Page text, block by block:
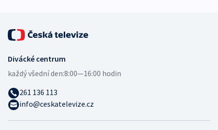
Divácké centrum
každý všední den:8:00—16:00 hodin
261 136 113
info@ceskatelevize.cz